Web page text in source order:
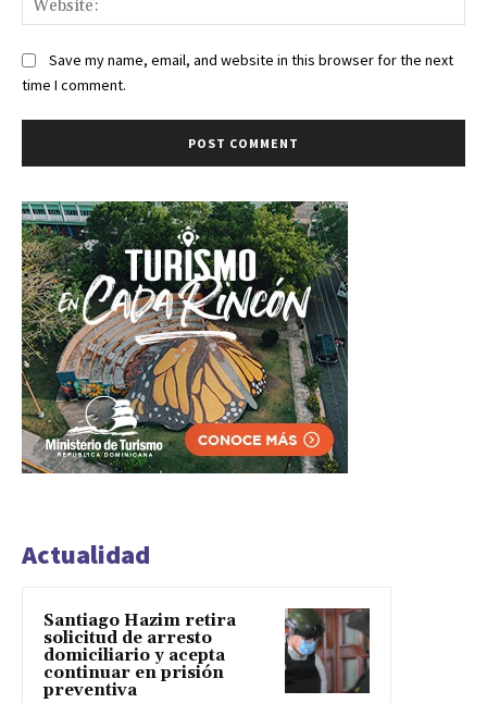
Save my name, email, and website in this browser for the next
time I comment.
Actualidad
Santiago Hazim retira
solicitud de arresto
domiciliario y acepta
continuar en prisión
preventiva